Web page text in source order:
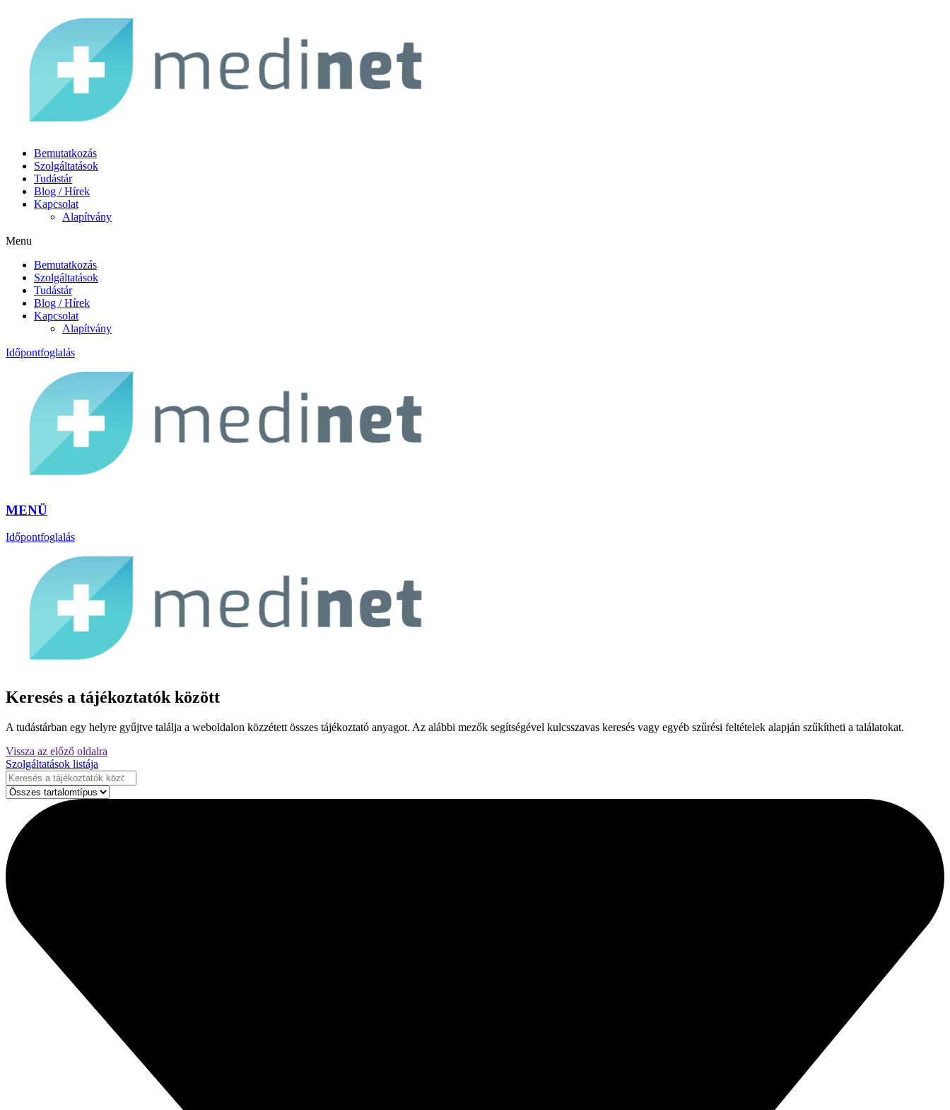
Bemutatkozás
Szolgáltatások
Tudástár
Blog / Hírek
Kapcsolat
Alapítvány
Menu
Bemutatkozás
Szolgáltatások
Tudástár
Blog / Hírek
Kapcsolat
Alapítvány
Időpontfoglalás
MENÜ
Időpontfoglalás
Keresés a tájékoztatók között
A tudástárban egy helyre gyűjtve találja a weboldalon közzétett összes tájékoztató anyagot. Az alábbi mezők segítségével kulcsszavas keresés vagy egyéb szűrési feltételek alapján szűkítheti a találatokat.
Vissza az előző oldalra
Szolgáltatások listája